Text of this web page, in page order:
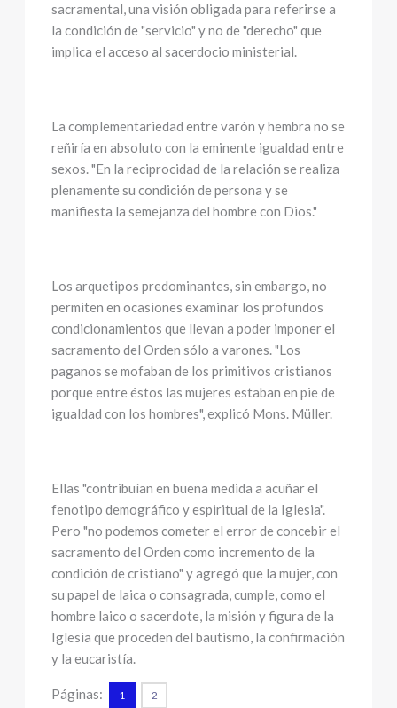
sacramental, una visión obligada para referirse a
la condición de "servicio" y no de "derecho" que
implica el acceso al sacerdocio ministerial.
La complementariedad entre varón y hembra no se
reñiría en absoluto con la eminente igualdad entre
sexos. "En la reciprocidad de la relación se realiza
plenamente su condición de persona y se
manifiesta la semejanza del hombre con Dios."
Los arquetipos predominantes, sin embargo, no
permiten en ocasiones examinar los profundos
condicionamientos que llevan a poder imponer el
sacramento del Orden sólo a varones. "Los
paganos se mofaban de los primitivos cristianos
porque entre éstos las mujeres estaban en pie de
igualdad con los hombres", explicó Mons. Müller.
Ellas "contribuían en buena medida a acuñar el
fenotipo demográfico y espiritual de la Iglesia".
Pero "no podemos cometer el error de concebir el
sacramento del Orden como incremento de la
condición de cristiano" y agregó que la mujer, con
su papel de laica o consagrada, cumple, como el
hombre laico o sacerdote, la misión y figura de la
Iglesia que proceden del bautismo, la confirmación
y la eucaristía.
Páginas: 1 2